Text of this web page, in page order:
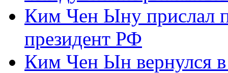
Ким Чен Ыну прислал
президент РФ
Ким Чен Ын вернулся